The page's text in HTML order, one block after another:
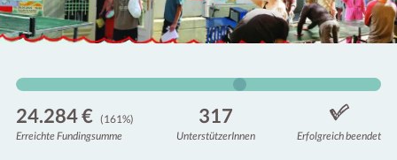
24.284 € (161%)
Erreichte Fundingsumme
317
UnterstützerInnen Erfolgreich beendet